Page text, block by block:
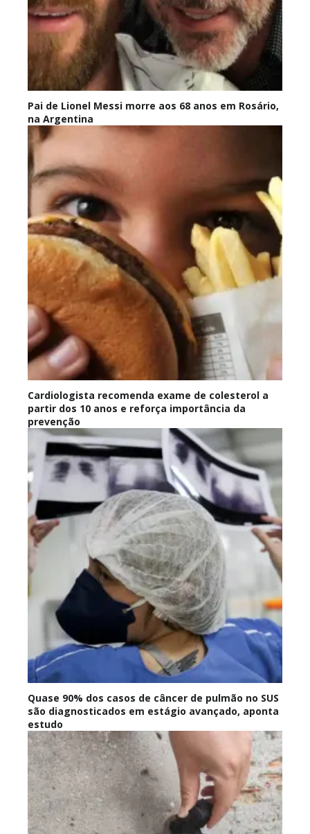
Pai de Lionel Messi morre aos 68 anos em Rosário,
na Argentina
Cardiologista recomenda exame de colesterol a
partir dos 10 anos e reforça importância da
prevenção
Quase 90% dos casos de câncer de pulmão no SUS
são diagnosticados em estágio avançado, aponta
estudo